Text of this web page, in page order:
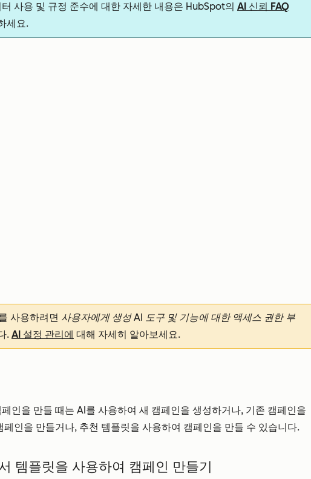
사용 및 규정 준수에 대한 자세한 내용은 HubSpot의 AI 신뢰 FAQ
세요.
사용하려면 사용자에게 생성 AI 도구 및 기능에 대한 액세스 권한 부
. AI 설정 관리에 대해 자세히 알아보세요.
인을 만들 때는 AI를 사용하여 새 캠페인을 생성하거나, 기존 캠페인을
페인을 만들거나, 추천 템플릿을 사용하여 캠페인을 만들 수 있습니다.
템플릿을 사용하여 캠페인 만들기